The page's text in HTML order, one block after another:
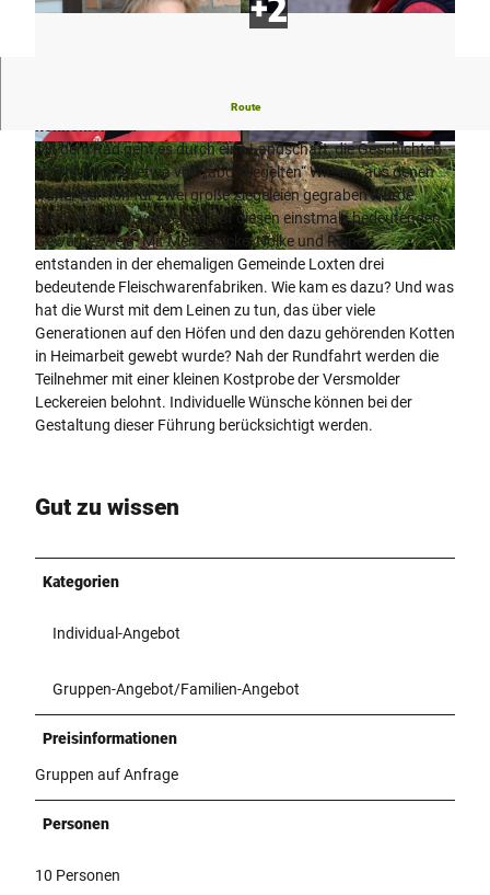
© Stadt Versmold | CC-BY-SA
S
t
e
f
a
n
i
e
K
r
u
m
k
l
e
V
I
P
_
F
u
e
h
r
u
n
g
(
Route
Loxtens abwechslungsreiche Geschichte per Rad
Mit dem Rad geht es durch eine Landschaft, die Geschichten
erzählen kann, etwa von „abgeziegelten“ Wiesen, aus denen
früher der Ton für zwei große Ziegeleien gegraben wurde.
Straßennamen verweisen auf diesen einstmals bedeutenden
Gewerbezweig. Mit Menzefricke, Nölke und Reinert
entstanden in der ehemaligen Gemeinde Loxten drei
bedeutende Fleischwarenfabriken. Wie kam es dazu? Und was
hat die Wurst mit dem Leinen zu tun, das über viele
Generationen auf den Höfen und den dazu gehörenden Kotten
in Heimarbeit gewebt wurde? Nah der Rundfahrt werden die
Teilnehmer mit einer kleinen Kostprobe der Versmolder
Leckereien belohnt. Individuelle Wünsche können bei der
Gestaltung dieser Führung berücksichtigt werden.
Gut zu wissen
Kategorien
Individual-Angebot
Gruppen-Angebot/Familien-Angebot
Preisinformationen
Gruppen auf Anfrage
Personen
10 Personen